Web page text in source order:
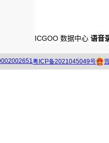
ICGOO 数据中心 语音